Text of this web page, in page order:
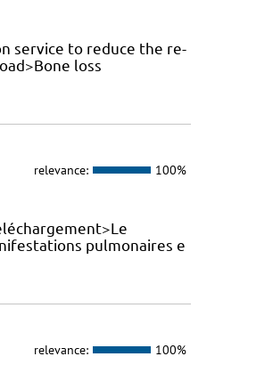
service to reduce the re-
loss
relevance: 100%
pulmonaires e
relevance: 100%